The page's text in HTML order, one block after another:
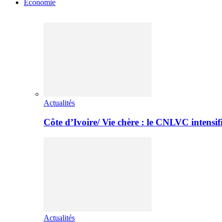
Economie
Actualités
Côte d’Ivoire/ Vie chère : le CNLVC
Actualités